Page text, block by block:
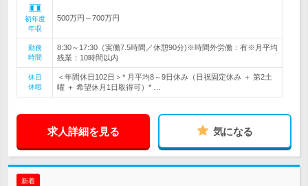
初年度
年収
500万円～700万円
勤務
時間
8:30～17:30（実働7.5時間／休憩90分)※時間外労働：有※月平均
残業：10時間以内
休日
休暇
＜年間休日102日＞* 月平均8～9日休み（日祝固定休み ＋ 第2土
曜 ＋ 希望休月1日取得可）* …
求人詳細を見る 気になる
新着